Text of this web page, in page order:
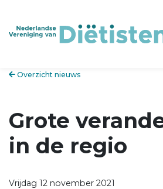
Overzicht nieuws
Grote
in de regio
Vrijdag 12 november 2021